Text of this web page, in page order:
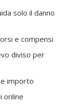
solo il danno
e compensi
diviso per
importo
online